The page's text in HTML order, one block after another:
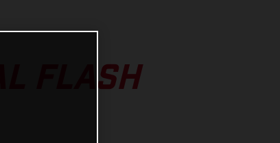
FLASH